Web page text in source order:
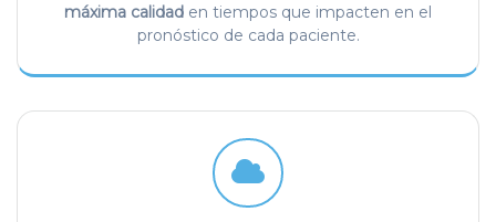
máxima calidad en tiempos que impacten en el
pronóstico de cada paciente.